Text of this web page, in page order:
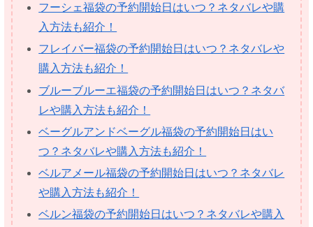
フーシェ福袋の予約開始日はいつ？ネタバレや購
入方法も紹介！
フレイバー福袋の予約開始日はいつ？ネタバレや
購入方法も紹介！
ブルーブルーエ福袋の予約開始日はいつ？ネタバ
レや購入方法も紹介！
ベーグルアンドベーグル福袋の予約開始日はい
つ？ネタバレや購入方法も紹介！
ベルアメール福袋の予約開始日はいつ？ネタバレ
や購入方法も紹介！
ベルン福袋の予約開始日はいつ？ネタバレや購入